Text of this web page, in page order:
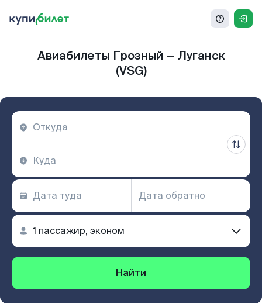
Авиабилеты Грозный — Луганск
(VSG)
Найти